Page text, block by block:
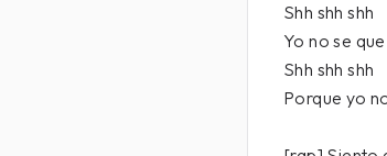
Shh shh shh
Yo no se
Shh shh shh
Porque yo